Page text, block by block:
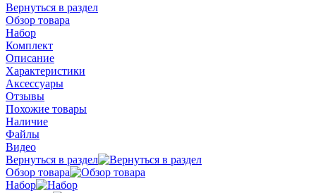
Вернуться в раздел
Обзор товара
Набор
Комплект
Описание
Характеристики
Аксессуары
Отзывы
Похожие товары
Наличие
Файлы
Видео
Вернуться в раздел
Обзор товара
Набор